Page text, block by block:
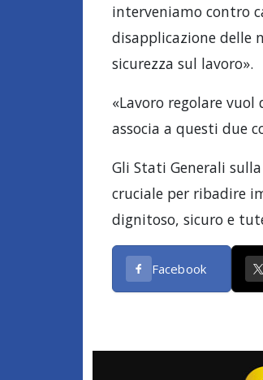
interveniamo contro
disapplicazione delle
sicurezza sul lavoro».
«Lavoro regolare
associa a questi due
Gli Stati Generali
cruciale per ribadire
dignitoso, sicuro e
Facebook